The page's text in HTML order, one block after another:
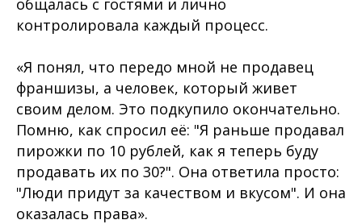
общалась с гостями и лично
контролировала каждый процесс.
«Я понял, что передо мной не продавец
франшизы, а человек, который живет
своим делом. Это подкупило окончательно.
Помню, как спросил её: "Я раньше продавал
пирожки по 10 рублей, как я теперь буду
продавать их по 30?". Она ответила просто:
"Люди придут за качеством и вкусом". И она
оказалась права».